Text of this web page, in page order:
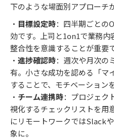
下のような場面別アプローチ
・ 目標設定時：四半期ごとの
効です。上司と1on1で業務
整合性を意識することが重要
・ 進捗確認時：週次や月次の
有。小さな成功を認める「マ
することで、モチベーション
・ チーム連携時：プロジェク
視化するチェックリストを用
にリモートワークではSlack
象に。